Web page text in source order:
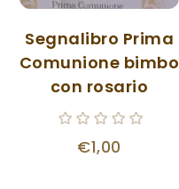
Segnalibro Prima
Comunione bimbo
con rosario
€1,00